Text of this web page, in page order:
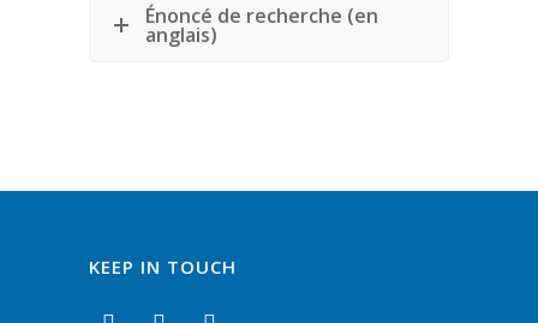
Énoncé de recherche (en
anglais)
KEEP IN TOUCH